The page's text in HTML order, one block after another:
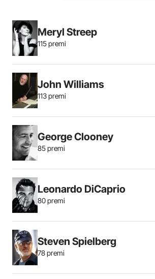
Meryl Streep
115 premi
John Williams
113 premi
George Clooney
85 premi
Leonardo DiCaprio
80 premi
Steven Spielberg
78 premi